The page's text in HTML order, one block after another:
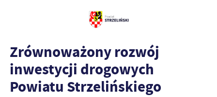
Zrównoważony rozwój
inwestycji drogowych
Powiatu Strzelińskiego